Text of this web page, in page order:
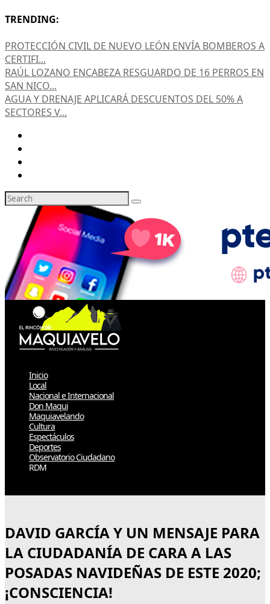
TRENDING:
PROTECCIÓN CIVIL DE NUEVO LEÓN ENVÍA BOMBEROS A
CERTIFI...
RAÚL LOZANO ENCABEZA RESGUARDO DE 16 PERROS EN
SAN NICO...
AGUA Y DRENAJE APLICARÁ DESCUENTOS DEL 50% A
SECTORES V...
Inicio
Local
Nacional e Internacional
Don Maqui
Maquiavelando
Cultura
Espectáculos
Deportes
Observatorio Ciudadano
RDM
DAVID GARCÍA Y UN MENSAJE PARA
LA CIUDADANÍA DE CARA A LAS
POSADAS NAVIDEÑAS DE ESTE 2020;
¡CONSCIENCIA!